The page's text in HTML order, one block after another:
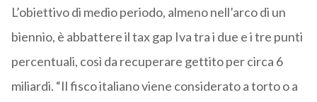
L’obiettivo di medio periodo, almeno nell’arco di un
biennio, è abbattere il tax gap Iva tra i due e i tre punti
percentuali, così da recuperare gettito per circa 6
miliardi. “Il fisco italiano viene considerato a torto o a